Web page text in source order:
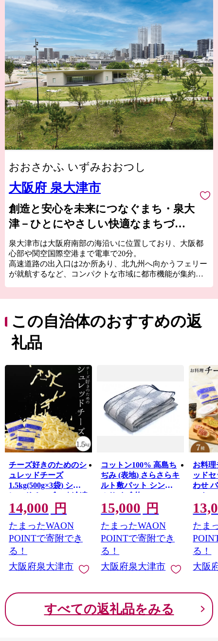
おおさかふ いずみおおつし
大阪府 泉大津市
創造と安心を未来につなぐまち・泉大
津－ひとにやさしい快適なまちづく
りをめざして－
泉大津市は大阪府南部の海沿いに位置しており、大阪都
心部や関空国際空港まで電車で20分。
高速道路の出入口は2か所あり、北九州へ向かうフェリー
が就航するなど、コンパクトな市域に都市機能が集約さ
港として栄えていました。
交通の要として人の往来も多く、随筆や紀行の中でも、
「小津の泊」「小津の浦なる岸の松原」「大津の浦」の
名で登場する名称の地です。
ことができます。
産業では明治18年頃から欧州の技術を導入した毛布の製
造が始まり、一大産地となりました。
今でも国産毛布生産量の約9割を占める「日本一の毛布の
まち」です。
また、立地条件を活かし、トレンドに素早く対応できる
ニット素材の生産地としても成長しました。
糸から製品まで、一貫してこだわりを持った付加価値の
高いものづくりを行っています。
泉大津市では、ライフステージに合わせたきめ細かいサ
ポートを行っており、安心して出産・子育てできる環境
が整っています。
これからも幅広い年代の人が住みたい、住み続けたいと
思えるまちをめざして、さまざまな取り組みを行ってい
きます。
この自治体のおすすめの返
礼品
チーズ好きのためのシ
ュレッドチーズ
1.5kg(500g×3袋) シュ
レッドチーズ(6)｜冷凍
可能 チーズ ゴーダチ
ーズ 6ミリ マリンフー
ド ※離島への配送不
可
14,000 円
たまったWAON
POINTで寄附でき
る！
大阪府泉大津市
コットン100% 高島ち
ぢみ (表地) さらさらキ
ルト敷パット シング
ルサイズ(約
100×205cm) FNP006
[4600]
15,000 円
たまったWAON
POINTで寄附でき
る！
大阪府泉大津市
お料
ッド
わせ
ット
ライ
ック
ード ※
不可
たま
る！
大阪
すべての返礼品をみる